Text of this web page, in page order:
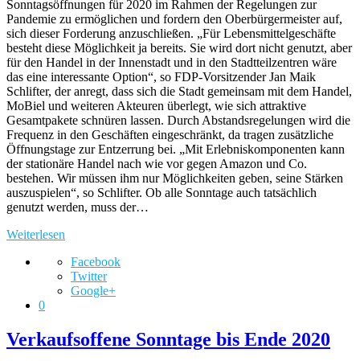
Sonntagsöffnungen für 2020 im Rahmen der Regelungen zur
Pandemie zu ermöglichen und fordern den Oberbürgermeister auf,
sich dieser Forderung anzuschließen. „Für Lebensmittelgeschäfte
besteht diese Möglichkeit ja bereits. Sie wird dort nicht genutzt, aber
für den Handel in der Innenstadt und in den Stadtteilzentren wäre
das eine interessante Option“, so FDP-Vorsitzender Jan Maik
Schlifter, der anregt, dass sich die Stadt gemeinsam mit dem Handel,
MoBiel und weiteren Akteuren überlegt, wie sich attraktive
Gesamtpakete schnüren lassen. Durch Abstandsregelungen wird die
Frequenz in den Geschäften eingeschränkt, da tragen zusätzliche
Öffnungstage zur Entzerrung bei. „Mit Erlebniskomponenten kann
der stationäre Handel nach wie vor gegen Amazon und Co.
bestehen. Wir müssen ihm nur Möglichkeiten geben, seine Stärken
auszuspielen“, so Schlifter. Ob alle Sonntage auch tatsächlich
genutzt werden, muss der…
Weiterlesen
Facebook
Twitter
Google+
0
Verkaufsoffene Sonntage bis Ende 2020